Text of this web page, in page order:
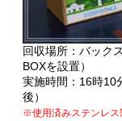
回収場所：バック
BOXを設置）
実施時間：16時10
後）
※使用済みステンレス